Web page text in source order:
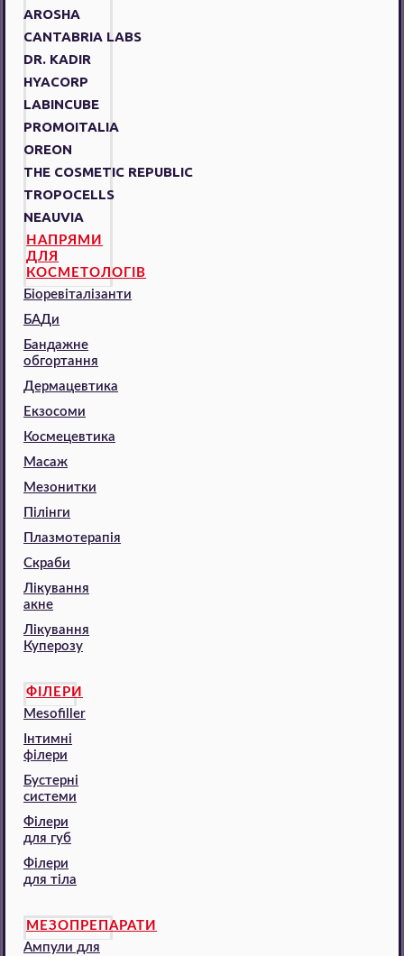
AROSHA
CANTABRIA LABS
DR. KADIR
HYACORP
LABINCUBE
PROMOITALIA
OREON
THE COSMETIC REPUBLIC
TROPOCELLS
NEAUVIA
НАПРЯМИ
ДЛЯ
КОСМЕТОЛОГІВ
Біоревіталізанти
БАДи
Бандажне
обгортання
Дермацевтика
Екзосоми
Космецевтика
Масаж
Мезонитки
Пілінги
Плазмотерапія
Скраби
Лікування
акне
Лікування
Куперозу
ФІЛЕРИ
Mesofiller
Інтимні
філери
Бустерні
системи
Філери
для губ
Філери
для тіла
МЕЗОПРЕПАРАТИ
Ампули для